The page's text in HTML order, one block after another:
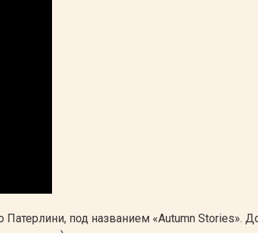
под названием «Autumn Stories».